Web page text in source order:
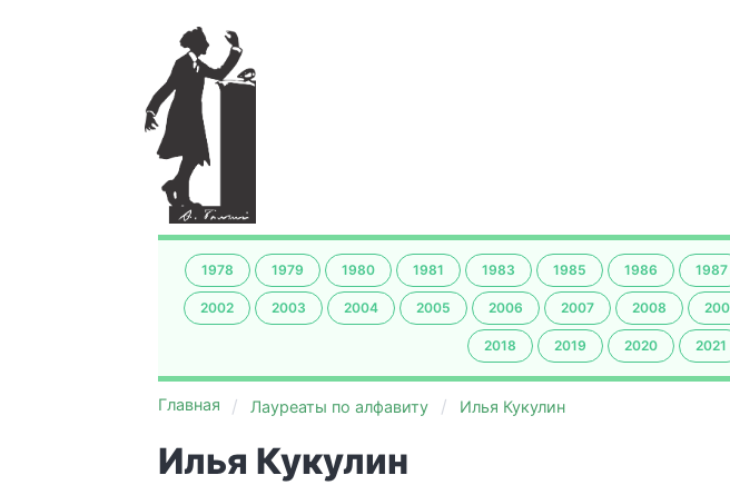
1978 1979 1980 1981 1983 1985 1986 1987
2002 2003 2004 2005 2006 2007 2008
2018 2019 2020 2021
Главная Лауреаты по алфавиту Илья Кукулин
Илья Кукулин